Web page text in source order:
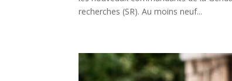
recherches (SR). Au moins neuf...